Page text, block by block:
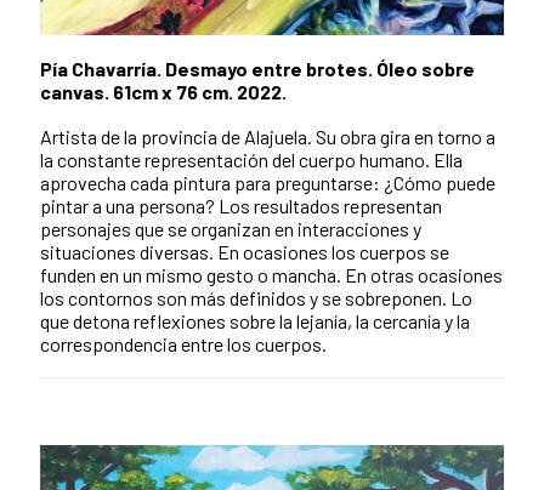
Pía Chavarría. Desmayo entre brotes. Óleo sobre
canvas. 61cm x 76 cm. 2022.
Artista de la provincia de Alajuela. Su obra gira en torno a
la constante representación del cuerpo humano. Ella
aprovecha cada pintura para preguntarse: ¿Cómo puede
pintar a una persona? Los resultados representan
personajes que se organizan en interacciones y
situaciones diversas. En ocasiones los cuerpos se
funden en un mismo gesto o mancha. En otras ocasiones
los contornos son más definidos y se sobreponen. Lo
que detona reflexiones sobre la lejanía, la cercanía y la
correspondencia entre los cuerpos.